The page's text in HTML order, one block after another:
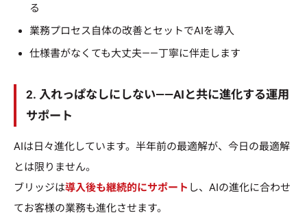
る
業務プロセス自体の改善とセットでAIを導入
仕様書がなくても大丈夫——丁寧に伴走します
2. 入れっぱなしにしない——AIと共に進化する運用
サポート
AIは日々進化しています。半年前の最適解が、今日の最適解
とは限りません。
ブリッジは導入後も継続的にサポート し、AIの進化に合わせ
てお客様の業務も進化させます。